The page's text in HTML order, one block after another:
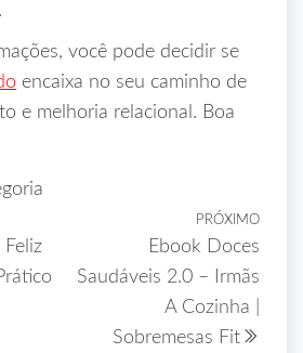
você pode decidir se
encaixa no seu caminho de
e melhoria relacional. Boa
PRÓXIMO
Ebook Doces
Saudáveis 2.0 – Irmãs
A Cozinha |
Sobremesas Fit